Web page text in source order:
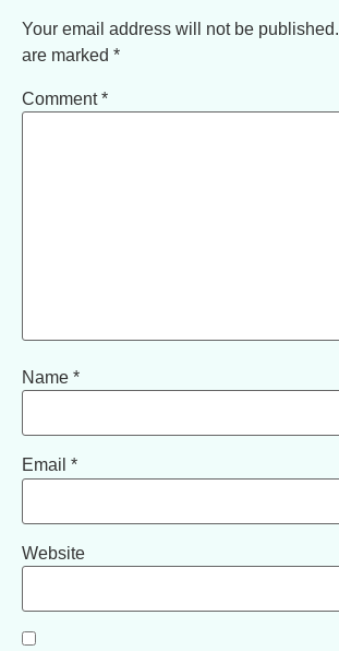
Your email address will not be published.
are marked *
Comment*
Name *
Email *
Website